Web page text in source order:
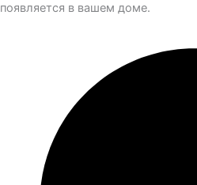
появляется в вашем доме.